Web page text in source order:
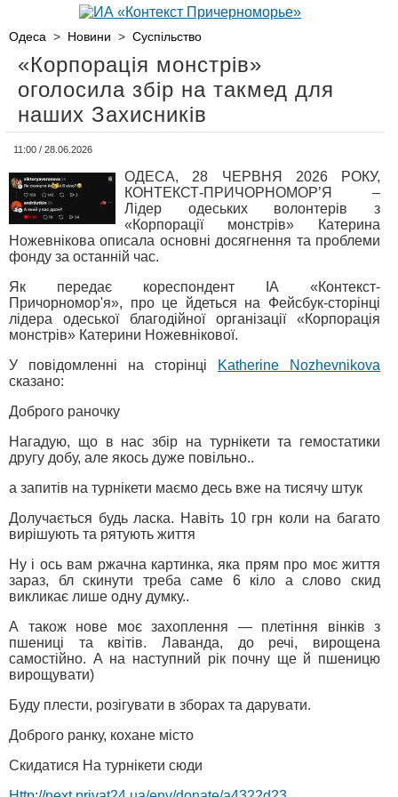
Одеса > Новини > Суспільство
«Корпорація монстрів»
оголосила збір на такмед для
наших Захисників
11:00 / 28.06.2026
ОДЕСА, 28 ЧЕРВНЯ 2026 РОКУ,
КОНТЕКСТ-ПРИЧОРНОМОР’Я –
Лідер одеських волонтерів з
«Корпорації монстрів» Катерина
Ножевнікова описала основні досягнення та проблеми
фонду за останній час.
Як передає кореспондент ІА «Контекст-
Причорномор'я», про це йдеться на Фейсбук-сторінці
лідера одеської благодійної організації «Корпорація
монстрів» Катерини Ножевнікової.
У повідомленні на сторінці
Katherine Nozhevnikova
сказано:
Доброго раночку
Нагадую, що в нас збір на турнікети та гемостатики
другу добу, але якось дуже повільно..
а запитів на турнікети маємо десь вже на тисячу штук
Долучається будь ласка. Навіть 10 грн коли на багато
вирішують та рятують життя
Ну і ось вам ржачна картинка, яка прям про моє життя
зараз, бл скинути треба саме 6 кіло а слово скид
викликає лише одну думку..
А також нове моє захоплення — плетіння вінків з
пшениці та квітів. Лаванда, до речі, вирощена
самостійно. А на наступний рік почну ще й пшеницю
вирощувати)
Буду плести, розігувати в зборах та дарувати.
Доброго ранку, кохане місто
Скидатися На турнікети сюди